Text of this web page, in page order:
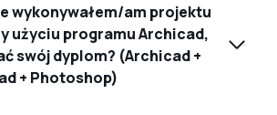
wykonywałem/am projektu
użyciu programu Archicad,
swój dyplom? (Archicad +
+ Photoshop)